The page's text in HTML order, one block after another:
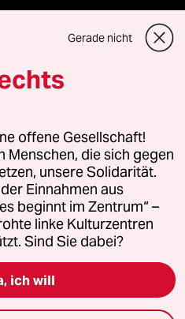
GmbH
Fragen oder für Genehmigungen
Kommune-Richtlinien
Impressum AGB
widerrufen (Ads)
Gerade nicht
offene Gesellschaft!
Menschen, die sich gegen
unsere Solidarität.
Einnahmen aus
beginnt im Zentrum“ –
linke Kulturzentren
Sind Sie dabei?
ich will